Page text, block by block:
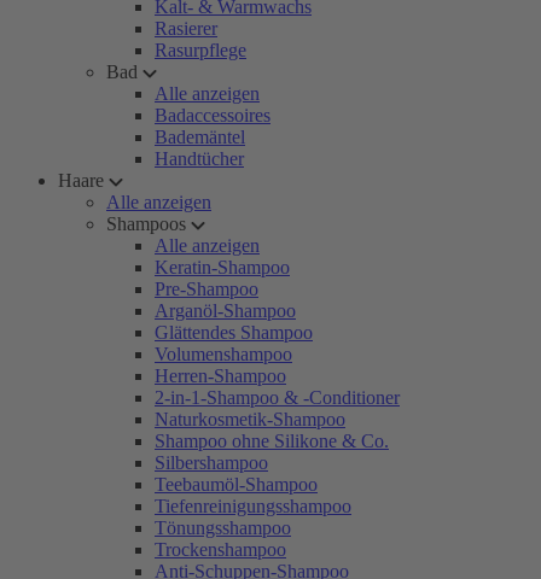
Kalt- & Warmwachs
Rasierer
Rasurpflege
Bad
Alle anzeigen
Badaccessoires
Bademäntel
Handtücher
Haare
Alle anzeigen
Shampoos
Alle anzeigen
Keratin-Shampoo
Pre-Shampoo
Arganöl-Shampoo
Glättendes Shampoo
Volumenshampoo
Herren-Shampoo
2-in-1-Shampoo & -Conditioner
Naturkosmetik-Shampoo
Shampoo ohne Silikone & Co.
Silbershampoo
Teebaumöl-Shampoo
Tiefenreinigungsshampoo
Tönungsshampoo
Trockenshampoo
Anti-Schuppen-Shampoo